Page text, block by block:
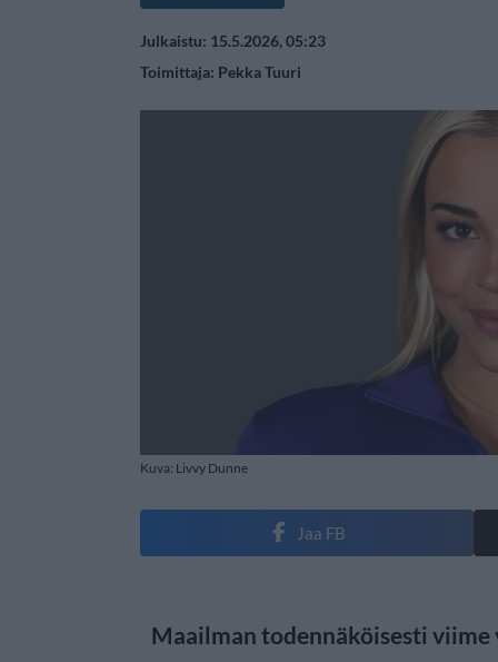
Julkaistu: 15.5.2026, 05:23
Toimittaja: Pekka Tuuri
Kuva: Livvy Dunne
Jaa FB
Maailman todennäköisesti